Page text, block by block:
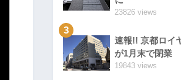
23826 views
3
速報!! 京都ロイ
が1月末で閉業
19843 views